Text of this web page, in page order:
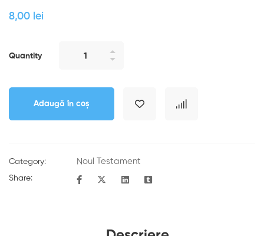
8,00 lei
Quantity
Adaugă în coș
Category: Noul Testament
Share: